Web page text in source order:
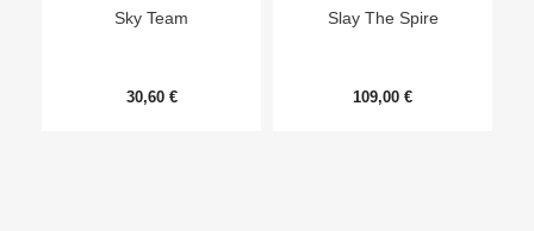
Sky Team
30,60 €
Slay The Spire
109,00 €